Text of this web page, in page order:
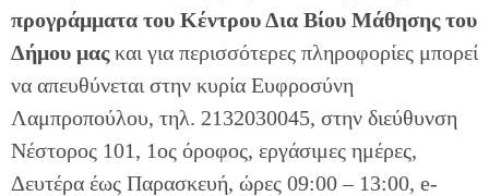
προγράμματα του Κέντρου Δια Βίου Μάθησης του
Δήμου μαςκαι για περισσότερες πληροφορίες μπορεί
να απευθύνεται στην κυρία Ευφροσύνη
Λαμπροπούλου, τηλ. 2132030045, στην διεύθυνση
Nέστορος 101, 1ος όροφος, εργάσιμες ημέρες,
Δευτέρα έως Παρασκευή, ώρες 09:00 – 13:00, e-